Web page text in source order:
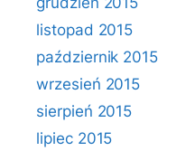
listopad 2015
październik 2015
wrzesień 2015
sierpień 2015
lipiec 2015